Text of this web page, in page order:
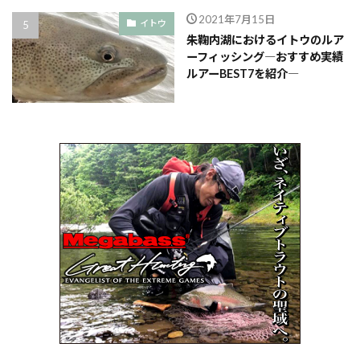
イトウ 2021年7月15日
朱鞠内湖におけるイトウのルア
ーフィッシング―おすすめ実績
ルアーBEST7を紹介―